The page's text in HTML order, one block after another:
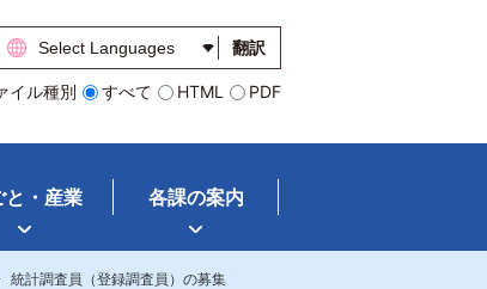
翻訳
イル種別 すべて HTML PDF
と・産業 各課の案内
統計調査員（登録調査員）の募集